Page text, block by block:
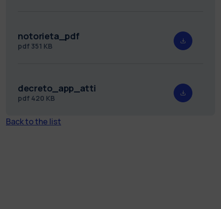
notorieta_pdf
pdf 351 KB
decreto_app_atti
pdf 420 KB
Back to the list